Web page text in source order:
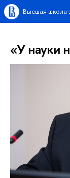
Высшая школа
«У науки